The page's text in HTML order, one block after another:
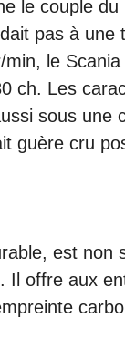
le couple du
pas à une
le Scania
ch. Les
sous une
guère cru
est non
Il offre aux